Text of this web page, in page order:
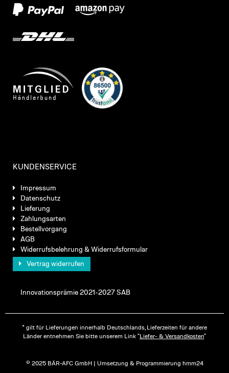
KUNDENSERVICE
Impressum
Datenschutz
Lieferung
Zahlungsarten
Bestellvorgang
AGB
Widerrufsbelehrung & Widerrufsformular
Vertrag widerrufen
Innovationsprämie 2021-2027 SAB
* gilt für Lieferungen innerhalb Deutschlands, Lieferzeiten für andere
Länder entnehmen Sie bitte unserem Link "Liefer- & Versandkosten"
© 2025 BÄR-AFC GmbH | Umsetzung & Programmierung hmm24